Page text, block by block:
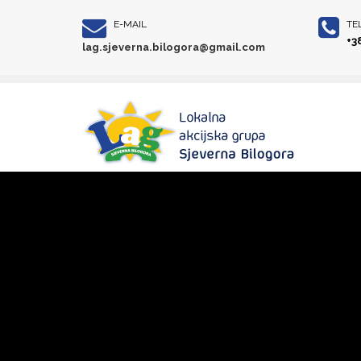
E-MAIL
lag.sjeverna.bilogora@gmail.com